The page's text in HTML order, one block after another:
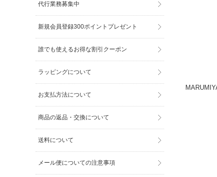
代行業務募集中
新規会員登録300ポイントプレゼント
誰でも使えるお得な割引クーポン
ラッピングについて
お支払方法について
商品の返品・交換について
送料について
メール便についての注意事項